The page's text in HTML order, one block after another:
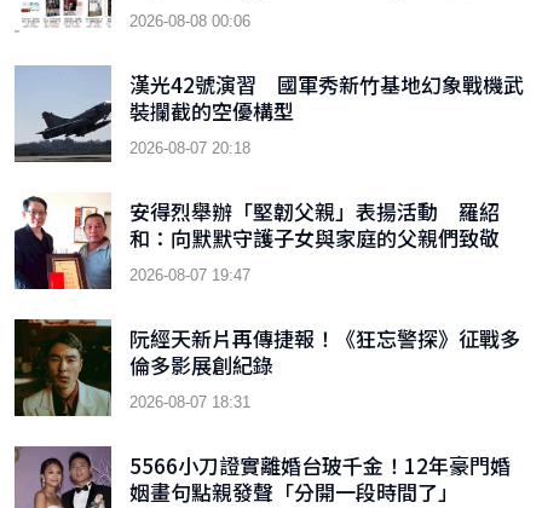
9
2026-08-08 00:06
漢光42號演習 國軍秀新竹基地幻象戰機武
裝攔截的空優構型
2026-08-07 20:18
安得烈舉辦「堅韌父親」表揚活動 羅紹
和：向默默守護子女與家庭的父親們致敬
2026-08-07 19:47
阮經天新片再傳捷報！《狂忘警探》征戰多
倫多影展創紀錄
2026-08-07 18:31
5566小刀證實離婚台玻千金！12年豪門婚
姻畫句點親發聲「分開一段時間了」